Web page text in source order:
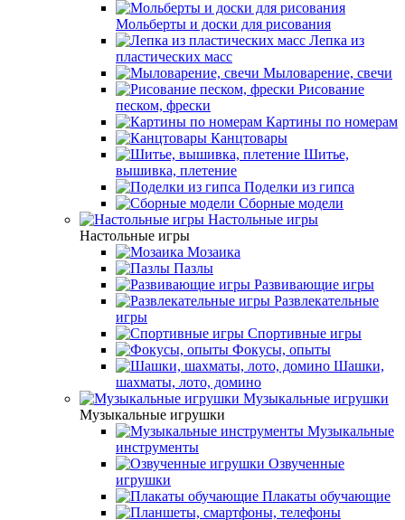
Мольберты и доски для рисования
Лепка из
пластических масс
Мыловарение, свечи
Рисование
песком, фрески
Картины по номерам
Канцтовары
Шитье,
вышивка, плетение
Поделки из гипса
Сборные модели
Настольные игры
Настольные игры
Мозаика
Пазлы
Развивающие игры
Развлекательные
игры
Спортивные игры
Фокусы, опыты
Шашки,
шахматы, лото, домино
Музыкальные игрушки
Музыкальные игрушки
Музыкальные
инструменты
Озвученные
игрушки
Плакаты обучающие